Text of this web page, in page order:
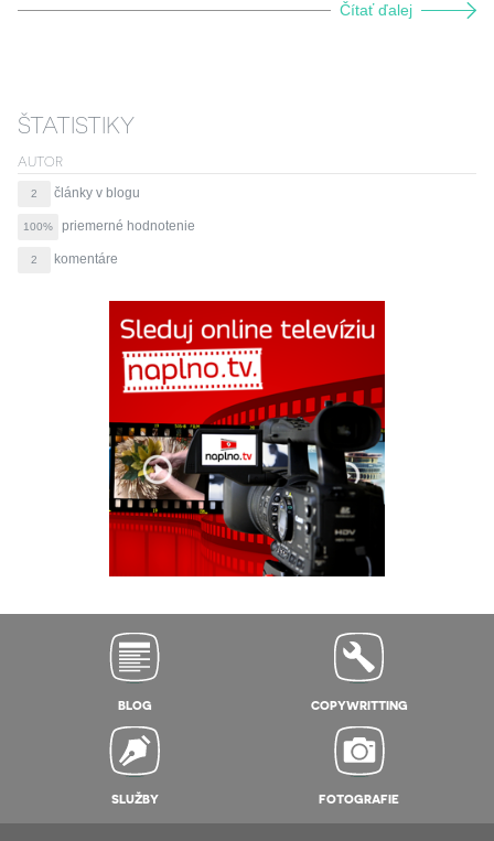
Čítať ďalej
ŠTATISTIKY
AUTOR
2 články v blogu
100% priemerné hodnotenie
2 komentáre
BLOG COPYWRITTING
SLUŽBY FOTOGRAFIE